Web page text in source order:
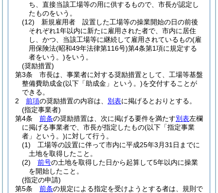
ち、直接当該工場等の用に供するもので、市長が認定し
たものをいう。
(12)
新規雇用者 設置した工場等の操業開始の日の前後
それぞれ1年以内に新たに雇用された者で、市内に居住
し、かつ、当該工場等に継続して雇用されているもの(雇
用保険法(昭和49年法律第116号)第4条第1項に規定する
者をいう。)をいう。
(奨励措置)
第3条
市長は、事業者に対する奨励措置として、工場等基盤
整備費助成金(以下「助成金」という。)を交付することが
できる。
2
前項の奨励措置の内容は、 別表に掲げるとおりとする。
(指定事業者)
第4条
前条の奨励措置は、次に掲げる要件を満たす別表左欄
に掲げる事業者で、市長が指定したもの(以下「指定事業
者」という。)に対して行う。
(1)
工場等の設置に伴って市内に平成25年3月31日までに
土地を取得したこと。
(2)
前号の土地を取得した日から起算して5年以内に操業
を開始したこと。
(指定の申請)
第5条
前条の規定による指定を受けようとする者は、規則で